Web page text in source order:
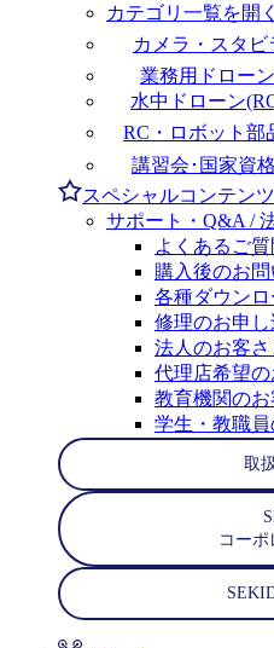
カテゴリ一覧を開く
カメラ・スタビ
業務用ドロー
水中ドローン
RC・ロボット部
講習会･国家資
スペシャルコンテンツ
サポート・Q&A /
よくあるご質
購入後のお
各種ダウンロ
修理のお申
法人のお客さ
代理店希望の
教育機関のお
学生・教職員
取
コーポ